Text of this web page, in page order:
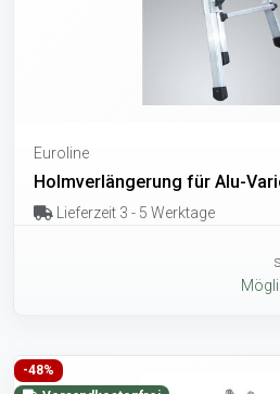
Euroline
Holmverlängerung für Alu-
Lieferzeit 3 - 5 Werktage
-48%